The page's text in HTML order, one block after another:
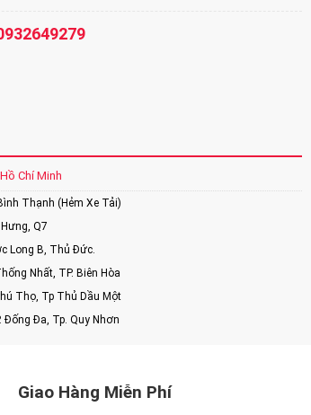
Chí Minh
Thạnh (Hẻm Xe Tải)
Q7
Long B, Thủ Đức.
Nhất, TP. Biên Hòa
Thọ, Tp Thủ Dầu Một
Đống Đa, Tp. Quy Nhơn
Giao Hàng Miễn Phí